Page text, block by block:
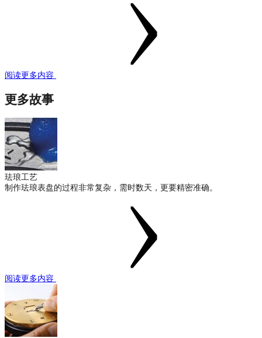
阅读更多内容
更多故事
珐琅工艺
制作珐琅表盘的过程非常复杂，需时数天，更要精密准确。
阅读更多内容